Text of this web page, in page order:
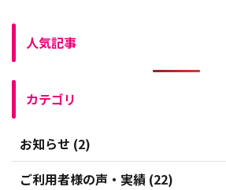
人気記事
カテゴリ
お知らせ (2)
ご利用者様の声・実績 (22)